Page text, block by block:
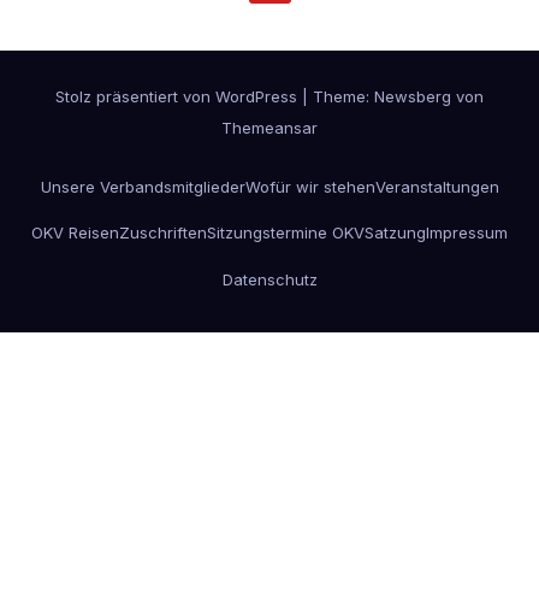
Stolz präsentiert von WordPress Theme: Newsberg von
Themeansar
Unsere VerbandsmitgliederWofür wir stehenVeranstaltungen
OKV ReisenZuschriftenSitzungstermine OKVSatzungImpressum
Datenschutz